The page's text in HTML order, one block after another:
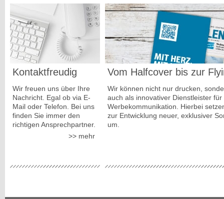
Kontaktfreudig
Wir freuen uns über Ihre
Nachricht. Egal ob via E-
Mail oder Telefon. Bei uns
finden Sie immer den
richtigen Ansprechpartner.
mehr
Vom Halfcover bis zur
Wir können nicht nur drucken,
auch als innovativer Dienstleister für
Werbekommunikation. Hierbei
zur Entwicklung neuer, exklusiver
um.